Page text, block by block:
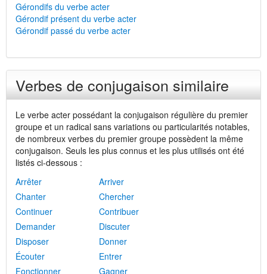
Gérondifs du verbe acter
Gérondif présent du verbe acter
Gérondif passé du verbe acter
Verbes de conjugaison similaire
Le verbe acter possédant la conjugaison régulière du premier
groupe et un radical sans variations ou particularités notables,
de nombreux verbes du premier groupe possèdent la même
conjugaison. Seuls les plus connus et les plus utilisés ont été
listés ci-dessous :
Arrêter
Arriver
Chanter
Chercher
Continuer
Contribuer
Demander
Discuter
Disposer
Donner
Écouter
Entrer
Fonctionner
Gagner